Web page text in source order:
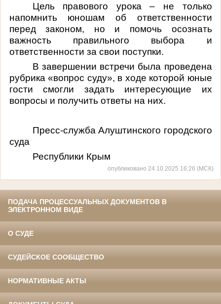
Цель правового урока – не только
напомнить юношам об ответственности
перед законом, но и помочь осознать
важность правильного выбора и
ответственности за свои поступки.
В завершении встречи была проведена
рубрика «вопрос суду», в ходе которой юные
гости смогли задать интересующие их
вопросы и получить ответы на них.
Пресс-служба Алуштинского городского
суда
Республики Крым
опубликовано 24.10.2025 16:26 (МСК)
ПОДАЧА ПРОЦЕССУАЛЬНЫХ ДОКУМЕНТОВ В
ЭЛЕКТРОННОМ ВИДЕ
О СУДЕ
СУДЕЙСКОЕ СООБЩЕСТВО
НОРМАТИВНЫЕ АКТЫ